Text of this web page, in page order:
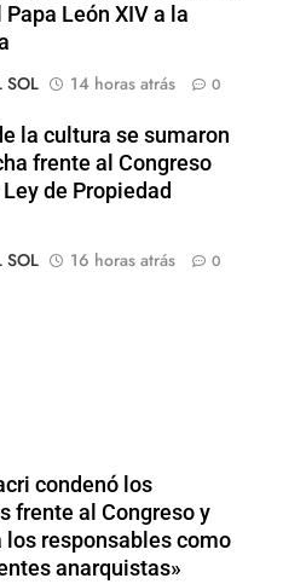
León XIV a la
SOL
14 horas atrás 0
la cultura se sumaron
frente al Congreso
de Propiedad
SOL
16 horas atrás 0
condenó los
frente al Congreso y
responsables como
anarquistas»